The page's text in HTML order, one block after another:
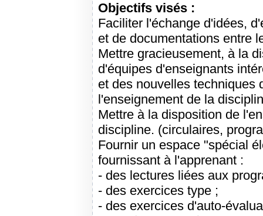
Objectifs visés :
Faciliter l'échange d'idées,
et de documentations entre
Mettre gracieusement, à la
d'équipes d'enseignants
et des nouvelles
l'enseignement de la
Mettre à la disposition de
discipline. (circulaires,
Fournir un espace "spécial
fournissant à l'apprenant :
- des lectures liées aux
- des exercices type ;
- des exercices d'auto-